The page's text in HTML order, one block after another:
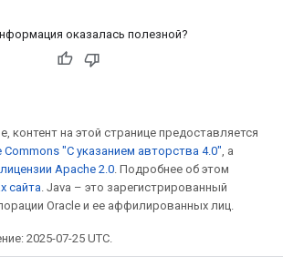
оказалась полезной?
контент на этой странице предоставляется
Commons "С указанием авторства 4.0" , а
лицензии Apache 2.0 . Подробнее об этом
сайта . Java – это зарегистрированный
Oracle и ее аффилированных лиц.
2025-07-25 UTC.